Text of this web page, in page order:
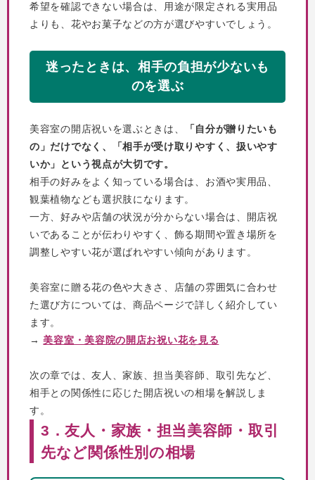
希望を確認できない場合は、用途が限定される実用品
よりも、花やお菓子などの方が選びやすいでしょう。
迷ったときは、相手の負担が少ないも
のを選ぶ
美容室の開店祝いを選ぶときは、
「自分が贈りたいも
の」だけでなく、「相手が受け取りやすく、扱いやす
いか」という視点が大切です。
相手の好みをよく知っている場合は、お酒や実用品、
観葉植物なども選択肢になります。
一方、好みや店舗の状況が分からない場合は、開店祝
いであることが伝わりやすく、飾る期間や置き場所を
調整しやすい花が選ばれやすい傾向があります。
美容室に贈る花の色や大きさ、店舗の雰囲気に合わせ
た選び方については、商品ページで詳しく紹介してい
ます。
→美容室・美容院の開店お祝い花を見る
次の章では、友人、家族、担当美容師、取引先など、
相手との関係性に応じた開店祝いの相場を解説しま
す。
3．友人・家族・担当美容師・取引
先など関係性別の相場